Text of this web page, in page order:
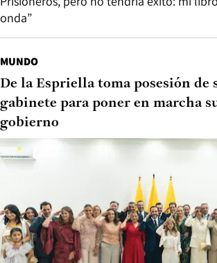
onda”
MUNDO
De la Espriella toma posesión de
gabinete para poner en marcha
gobierno